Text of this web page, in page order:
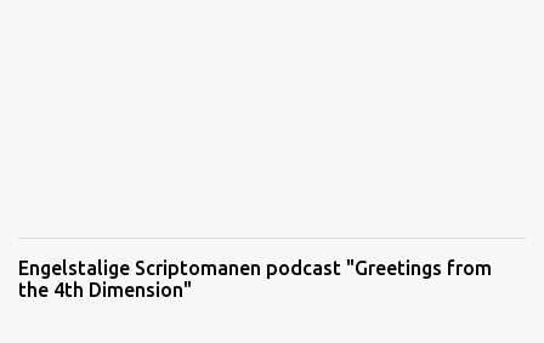
Engelstalige Scriptomanen podcast "Greetings from
the 4th Dimension"